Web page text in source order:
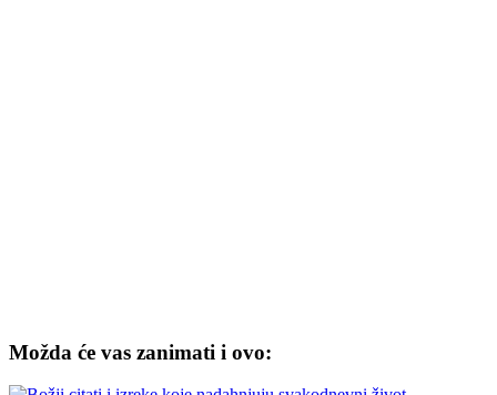
Možda će vas zanimati i ovo: